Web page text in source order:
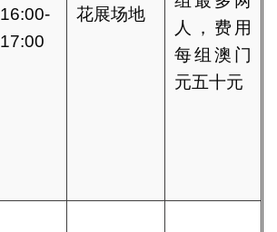
16:00-
17:00
花展场地
人，费用
每组澳门
元五十元